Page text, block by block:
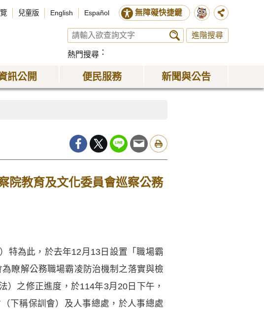
兒童版 English Español 無障礙快捷鍵
進階搜尋
熱門搜尋
訊公開 便民服務 新聞與公告
院教育及文化委員會巡察公務
特為此，於去年12月13日設置「職場霸
瞭解公務職場霸凌防治機制之落實與檢
）之修正進度，於114年3月20日下午，
下稱保訓會）及人事總處，於人事總處